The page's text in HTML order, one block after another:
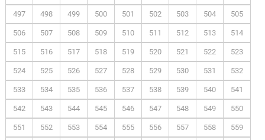
497 498 499 500 501 502 503 504 505
506 507 508 509 510 511 512 513 514
515 516 517 518 519 520 521 522 523
524 525 526 527 528 529 530 531 532
533 534 535 536 537 538 539 540 541
542 543 544 545 546 547 548 549 550
551 552 553 554 555 556 557 558 559